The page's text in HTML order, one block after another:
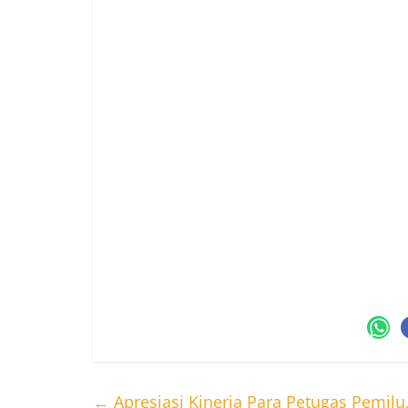
← Apresiasi Kinerja Para Petugas